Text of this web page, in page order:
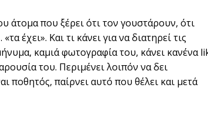
άτομα που ξέρει ότι τον γουστάρουν, ότι
έχει». Και τι κάνει για να διατηρεί τις
καμιά φωτογραφία του, κάνει κανένα
του. Περιμένει λοιπόν να δει
ποθητός, παίρνει αυτό που θέλει και μετά